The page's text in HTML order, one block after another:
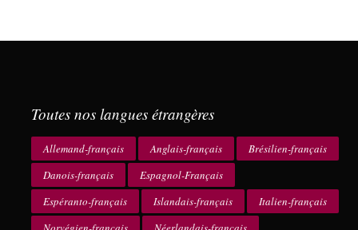
Toutes nos langues étrangères
Allemand-français Anglais-français
Brésilien-français
Danois-français
Espagnol-Français
Espéranto-français
Islandais-français
Italien-français